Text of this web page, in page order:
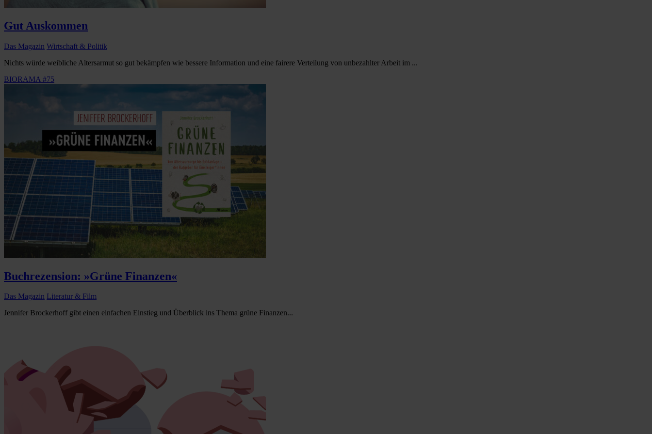
Gut Auskommen
Das Magazin Wirtschaft & Politik
Nichts würde weibliche Altersarmut so gut bekämpfen wie bessere Information und eine fairere Verteilung von unbezahlter Arbeit im ...
BIORAMA #75
Buchrezension: »Grüne Finanzen«
Das Magazin Literatur & Film
Jennifer Brockerhoff gibt einen einfachen Einstieg und Überblick ins Thema grüne Finanzen...